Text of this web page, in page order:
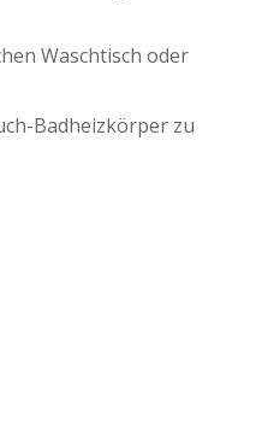
Waschtisch oder
Badheizkörper zu